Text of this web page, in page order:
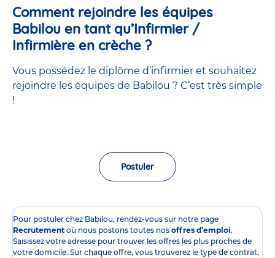
Comment rejoindre les équipes
Babilou en tant qu’Infirmier /
Infirmière en crèche ?
Vous possédez le diplôme d’infirmier et souhaitez
rejoindre les équipes de Babilou ? C’est très simple
!
Postuler
Pour postuler chez Babilou, rendez-vous sur notre page
Recrutement où nous postons toutes nos offres d’emploi.
Saisissez votre adresse pour trouver les offres les plus proches de
votre domicile. Sur chaque offre, vous trouverez le type de contrat,